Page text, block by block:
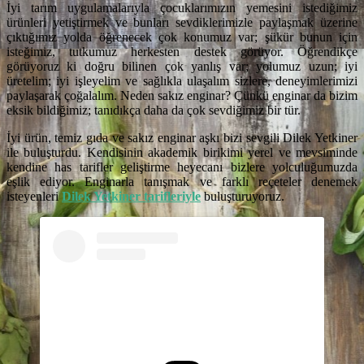
İyi tarım uygulamalarıyla çocuklarımızın yemesini istediğimiz
ürünleri yetiştirmek ve bunları sevdiklerimizle paylaşmak üzerine
çıktığımız yolda öğrenecek çok konumuz var; şükür bunun için
isteğimiz, tutkumuz herkesten destek görüyor. Öğrendikçe
görüyoruz ki doğru bilinen çok yanlış var; yolumuz uzun; iyi
üretelim; iyi işleyelim ve sağlıkla ulaşalım sizlere, deneyimlerimizi
paylaşarak çoğalalım. Neden sakız enginar? Çünkü enginar da bizim
eksik bildiğimiz; tanıdıkça daha da çok sevdiğimiz bir tür.
İyi ürün, temiz gıda ve sakız enginar aşkı bizi sevgili Dilek Yetkiner
ile buluşturdu. Kendisinin akademik birikimi yerel ve mevsiminde
kendine has tarifler geliştirme heyecanı bizlere yolculuğumuzda
eşlik ediyor. Enginarla tanışmak ve farklı reçeteler denemek
isteyenleriDilek Yetkiner tarifleriylebuluşturuyoruz.